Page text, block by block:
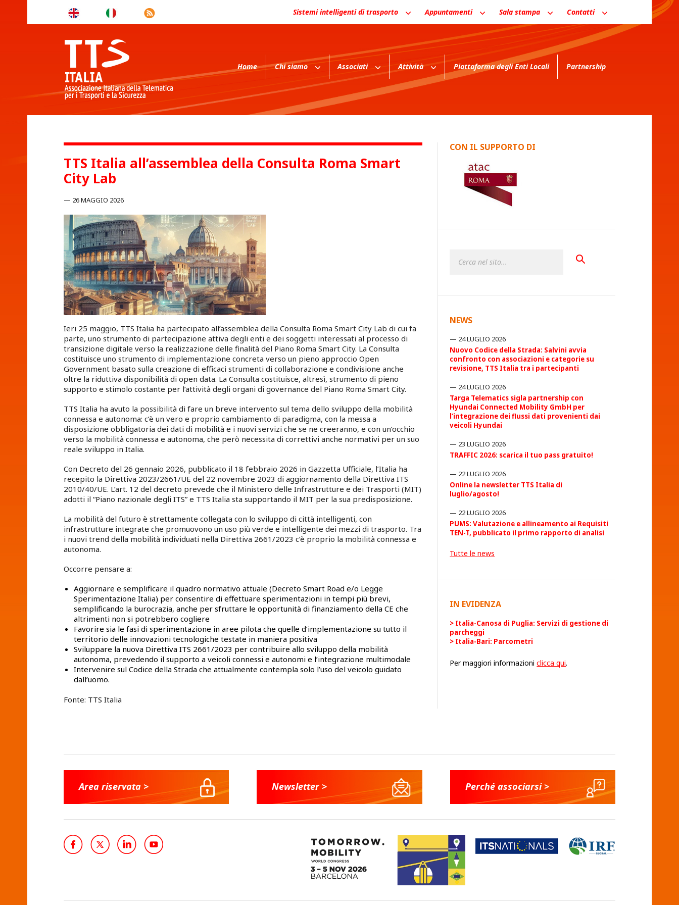
Sistemi intelligenti di trasporto Appuntamenti Sala stampa Contatti
Home Chi siamo Associati Attività Piattaforma degli Enti Locali Partnership
TTS Italia all’assemblea della Consulta Roma Smart
City Lab
26 MAGGIO 2026
Ieri 25 maggio, TTS Italia ha partecipato all’assemblea della Consulta Roma Smart City Lab di cui fa
parte, uno strumento di partecipazione attiva degli enti e dei soggetti interessati al processo di
transizione digitale verso la realizzazione delle finalità del Piano Roma Smart City. La Consulta
costituisce uno strumento di implementazione concreta verso un pieno approccio Open
Government basato sulla creazione di efficaci strumenti di collaborazione e condivisione anche
oltre la riduttiva disponibilità di open data. La Consulta costituisce, altresì, strumento di pieno
supporto e stimolo costante per l’attività degli organi di governance del Piano Roma Smart City.
TTS Italia ha avuto la possibilità di fare un breve intervento sul tema dello sviluppo della mobilità
connessa e autonoma: c’è un vero e proprio cambiamento di paradigma, con la messa a
disposizione obbligatoria dei dati di mobilità e i nuovi servizi che se ne creeranno, e con un’occhio
verso la mobilità connessa e autonoma, che però necessita di correttivi anche normativi per un suo
reale sviluppo in Italia.
Con Decreto del 26 gennaio 2026, pubblicato il 18 febbraio 2026 in Gazzetta Ufficiale, l’Italia ha
recepito la Direttiva 2023/2661/UE del 22 novembre 2023 di aggiornamento della Direttiva ITS
2010/40/UE. L’art. 12 del decreto prevede che il Ministero delle Infrastrutture e dei Trasporti (MIT)
adotti il “Piano nazionale degli ITS” e TTS Italia sta supportando il MIT per la sua predisposizione.
La mobilità del futuro è strettamente collegata con lo sviluppo di città intelligenti, con
infrastrutture integrate che promuovono un uso più verde e intelligente dei mezzi di trasporto. Tra
i nuovi trend della mobilità individuati nella Direttiva 2661/2023 c’è proprio la mobilità connessa e
autonoma.
Occorre pensare a:
Aggiornare e semplificare il quadro normativo attuale (Decreto Smart Road e/o Legge
Sperimentazione Italia) per consentire di effettuare sperimentazioni in tempi più brevi,
semplificando la burocrazia, anche per sfruttare le opportunità di finanziamento della CE che
altrimenti non si potrebbero cogliere
Favorire sia le fasi di sperimentazione in aree pilota che quelle d’implementazione su tutto il
territorio delle innovazioni tecnologiche testate in maniera positiva
Sviluppare la nuova Direttiva ITS 2661/2023 per contribuire allo sviluppo della mobilità
autonoma, prevedendo il supporto a veicoli connessi e autonomi e l’integrazione multimodale
Intervenire sul Codice della Strada che attualmente contempla solo l’uso del veicolo guidato
dall’uomo.
Fonte: TTS Italia
CON IL SUPPORTO DI
NEWS
24 LUGLIO 2026
Nuovo Codice della Strada: Salvini avvia
confronto con associazioni e categorie su
revisione, TTS Italia tra i partecipanti
24 LUGLIO 2026
Targa Telematics sigla partnership con
Hyundai Connected Mobility GmbH per
l’integrazione dei flussi dati provenienti dai
veicoli Hyundai
23 LUGLIO 2026
TRAFFIC 2026: scarica il tuo pass gratuito!
22 LUGLIO 2026
Online la newsletter TTS Italia di
luglio/agosto!
22 LUGLIO 2026
PUMS: Valutazione e allineamento ai Requisiti
TEN-T, pubblicato il primo rapporto di analisi
Tutte le news
IN EVIDENZA
Italia-Canosa di Puglia: Servizi di gestione di
parcheggi
Italia-Bari: Parcometri
Per maggiori informazioniclicca qui.
Area riservata > Newsletter > Perché associarsi >